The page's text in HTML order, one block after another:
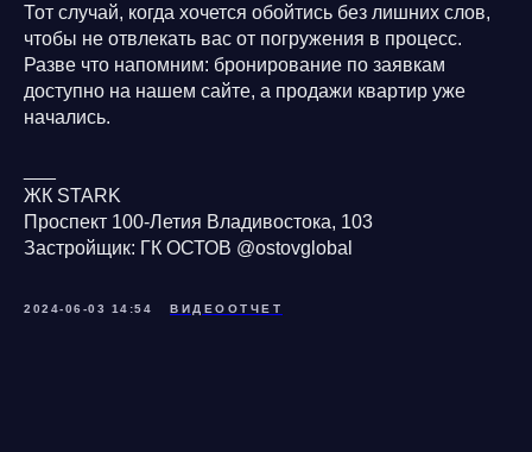
Тот случай, когда хочется обойтись без лишних слов,
чтобы не отвлекать вас от погружения в процесс.
Разве что напомним: бронирование по заявкам
доступно на нашем сайте, а продажи квартир уже
начались.
ЖК STARK
Проспект 100-Летия Владивостока, 103
Застройщик: ГК ОСТОВ @ostovglobal
2024-06-03 14:54 ВИДЕООТЧЕТ